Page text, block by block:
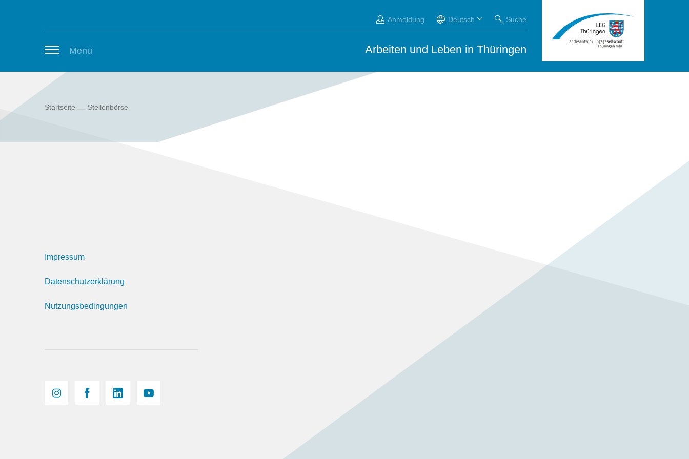
Anmeldung Deutsch Suche
Arbeiten und Leben in Thüringen
Menu
Thüringer Stellenbörse
Newsletter
Startseite Stellenbörse
Impressum
Datenschutzerklärung
Nutzungsbedingungen